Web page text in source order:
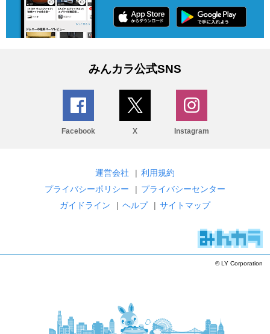
みんカラ公式SNS
Facebook X Instagram
運営会社 | 利用規約
プライバシーポリシー
| プライバシーセンター
ガイドライン
| ヘルプ | サイトマップ
© LY Corporation